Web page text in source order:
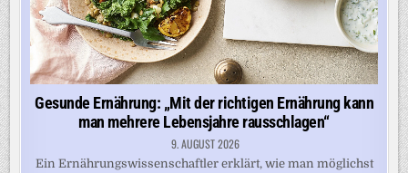
Gesunde Ernährung: „Mit der richtigen Ernährung kann
man mehrere Lebensjahre rausschlagen“
9. AUGUST 2026
Ein Ernährungswissenschaftler erklärt, wie man möglichst